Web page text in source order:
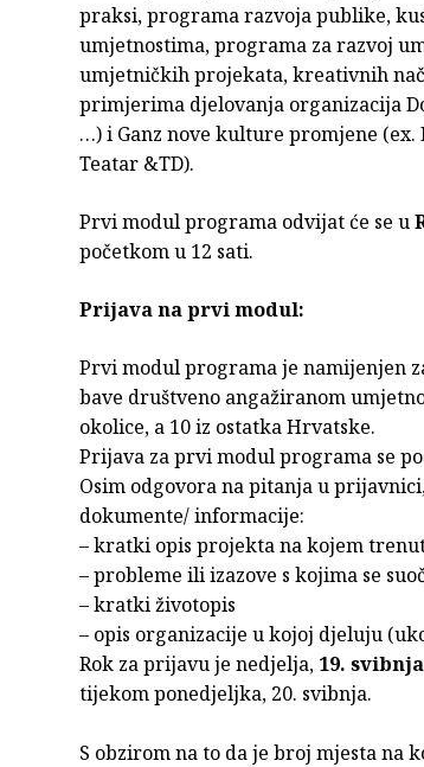
praksi, programa razvoja publike,
umjetnostima, programa za razvoj
umjetničkih projekata, kreativnih
primjerima djelovanja organizacija
…) i Ganz nove kulture promjene (ex.
Teatar &TD).
Prvi modul programa odvijat će se u
početkom u 12 sati.
Prijava na prvi modul:
Prvi modul programa je namijenjen
bave društveno angažiranom
okolice, a 10 iz ostatka Hrvatske.
Prijava za prvi modul programa se
Osim odgovora na pitanja u
dokumente/ informacije:
– kratki opis projekta na kojem
– probleme ili izazove s kojima se
– kratki životopis
– opis organizacije u kojoj djeluju
Rok za prijavu je nedjelja, 19.
tijekom ponedjeljka, 20. svibnja.
S obzirom na to da je broj mjesta